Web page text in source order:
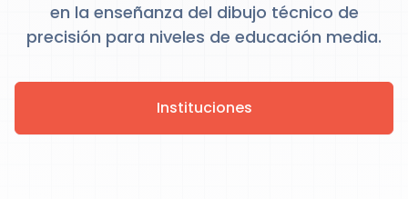
en la enseñanza del dibujo técnico de
precisión para niveles de educación media.
Instituciones